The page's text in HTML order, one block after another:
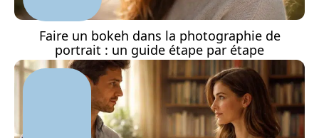
Faire un bokeh dans la photographie de
portrait : un guide étape par étape